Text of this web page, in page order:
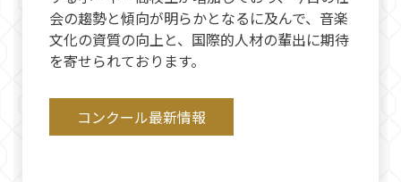
会の趨勢と傾向が明らかとなるに及んで、音楽
文化の資質の向上と、国際的人材の輩出に期待
を寄せられております。
コンクール最新情報